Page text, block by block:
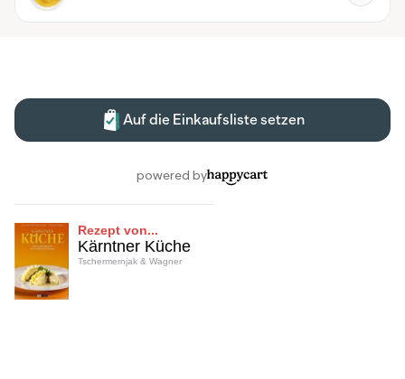
Rezept von...
Kärntner Küche
Tschermernjak & Wagner